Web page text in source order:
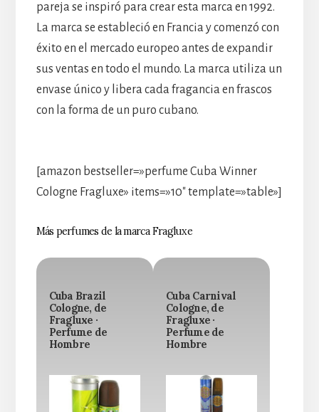
pareja se inspiró para crear esta marca en 1992.
La marca se estableció en Francia y comenzó con
éxito en el mercado europeo antes de expandir
sus ventas en todo el mundo. La marca utiliza un
envase único y libera cada fragancia en frascos
con la forma de un puro cubano.
[amazon bestseller=»perfume Cuba Winner
Cologne Fragluxe» items=»10″ template=»table»]
Más perfumes de la marca Fragluxe
Cuba Brazil
Cologne, de
Fragluxe ·
Perfume de
Hombre
Cuba Carnival
Cologne, de
Fragluxe ·
Perfume de
Hombre